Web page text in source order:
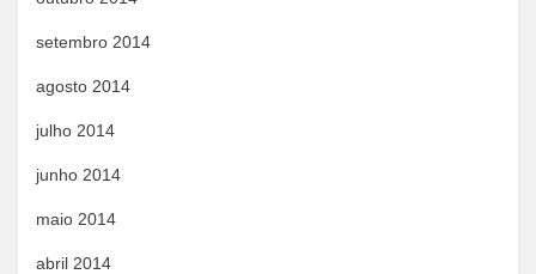
setembro 2014
agosto 2014
julho 2014
junho 2014
maio 2014
abril 2014